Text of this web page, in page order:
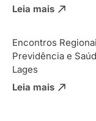
Leia mais
Encontros
Previdência e
Lages
Leia mais